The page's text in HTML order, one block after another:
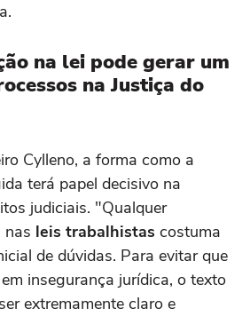
na lei pode gerar um
na Justiça do
Cylleno, a forma como a
terá papel decisivo na
judiciais. "Qualquer
nas leis trabalhistas costuma
de dúvidas. Para evitar que
insegurança jurídica, o texto
extremamente claro e